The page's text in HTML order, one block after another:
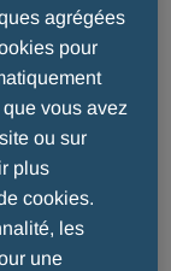
à la
société
GmbH etles
Healthcare
de
sont
agrégées
pour
vous avez
ou sur
plus
cookies.
les
une